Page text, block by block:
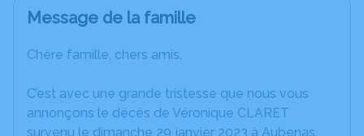
Message de la famille
Chère famille, chers amis,
C’est avec une grande tristesse que nous vous
annonçons le décès de Véronique CLARET
survenu le dimanche 29 janvier 2023 à Aubenas.